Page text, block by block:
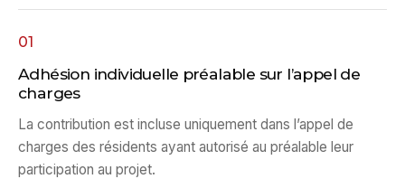
01
Adhésion individuelle préalable sur l’appel de
charges
La contribution est incluse uniquement dans l’appel de
charges des résidents ayant autorisé au préalable leur
participation au projet.